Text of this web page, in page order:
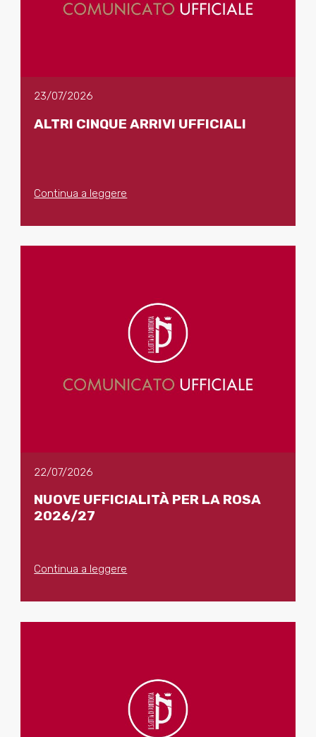
23/07/2026
ALTRI CINQUE ARRIVI UFFICIALI
Continua a leggere
22/07/2026
NUOVE UFFICIALITÀ PER LA ROSA
2026/27
Continua a leggere